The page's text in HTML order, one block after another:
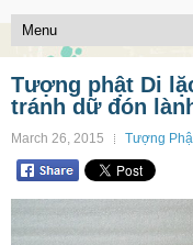
Tượng phật Di
tránh dữ đón
March 26, 2015 Tượng